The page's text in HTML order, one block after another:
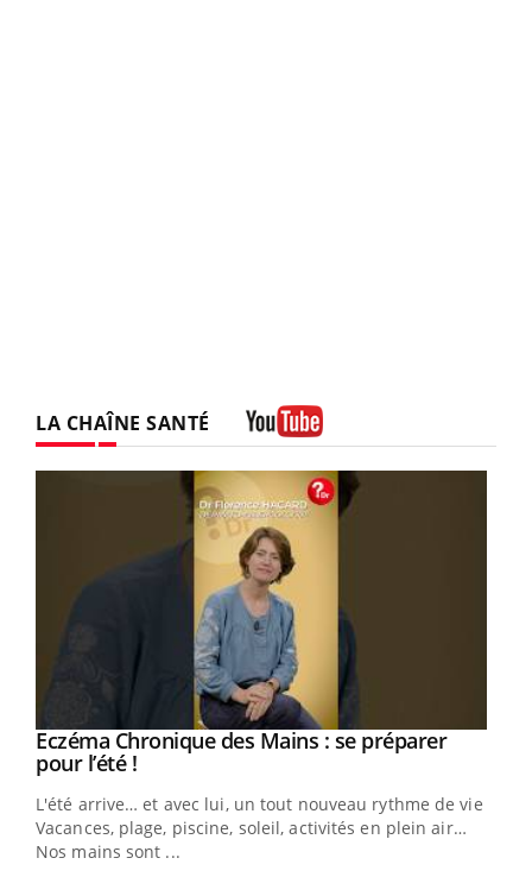
LA CHAÎNE SANTÉ
Youtube
Eczéma Chronique des Mains : se préparer
pour l’été !Youtube
L'été arrive… et avec lui, un tout nouveau rythme de vie !
Vacances, plage, piscine, soleil, activités en plein air…
Nos mains sont ...